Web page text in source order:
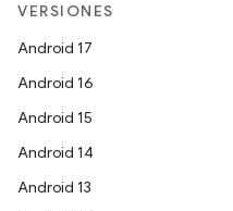
VERSIONES
Android 17
Android 16
Android 15
Android 14
Android 13